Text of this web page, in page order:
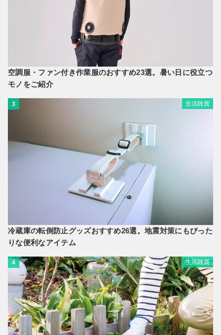
空調服・ファン付き作業服のおすすめ23選。暑い日に役立つ
モノをご紹介
3 生活雑貨
冷蔵庫の転倒防止グッズおすすめ26選。地震対策にもぴった
りな便利なアイテム
4 生活雑貨